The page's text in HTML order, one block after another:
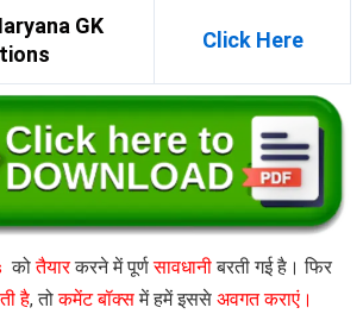
GK
Click Here
कोतैयारकरने में पूर्णसावधानीबरती गई है। फिर
है, तोकमेंट बॉक्समें हमें इससे अवगत कराएं।